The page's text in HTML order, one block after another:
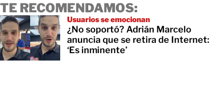
TE RECOMENDAMOS:
Usuarios se emocionan
¿No soportó? Adrián Marcelo
anuncia que se retira de Internet:
‘Es inminente’